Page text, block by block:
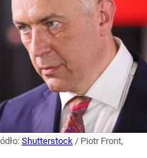
Shutterstock / Piotr Front,